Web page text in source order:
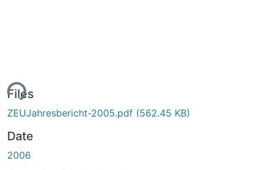
Files
ZEUJahresbericht-2005.pdf (562.45 KB)
Date
2006